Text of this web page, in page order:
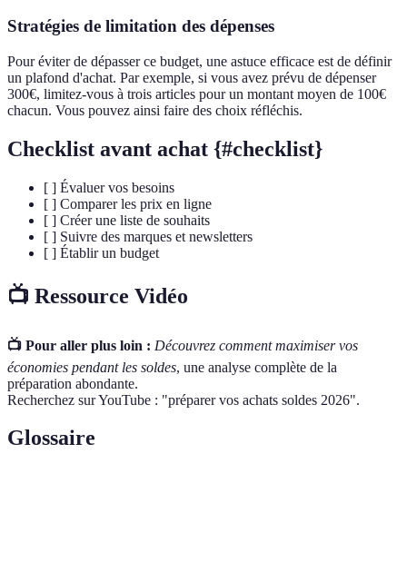
Stratégies de limitation des dépenses
Pour éviter de dépasser ce budget, une astuce efficace est de définir
un plafond d'achat. Par exemple, si vous avez prévu de dépenser
300€, limitez-vous à trois articles pour un montant moyen de 100€
chacun. Vous pouvez ainsi faire des choix réfléchis.
Checklist avant achat {#checklist}
[ ] Évaluer vos besoins
[ ] Comparer les prix en ligne
[ ] Créer une liste de souhaits
[ ] Suivre des marques et newsletters
[ ] Établir un budget
📺 Ressource Vidéo
📺 Pour aller plus loin : Découvrez comment maximiser vos
économies pendant les soldes, une analyse complète de la
préparation abondante.
Recherchez sur YouTube : "préparer vos achats soldes 2026".
Glossaire